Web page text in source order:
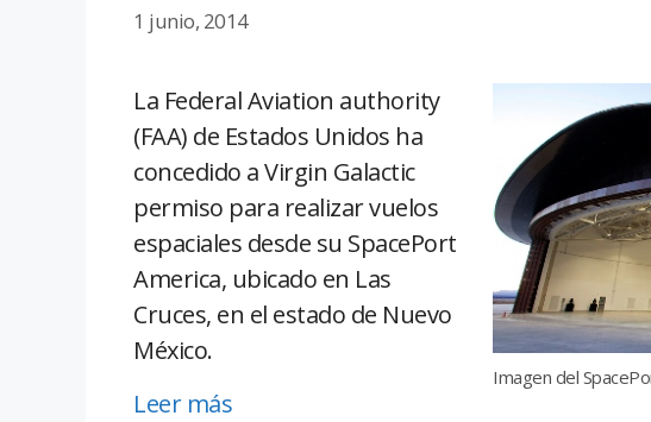
1 junio, 2014
Imagen del
La Federal Aviation authority
(FAA) de Estados Unidos ha
concedido a Virgin Galactic
permiso para realizar vuelos
espaciales desde su SpacePort
America, ubicado en Las
Cruces, en el estado de Nuevo
México.
Leer más